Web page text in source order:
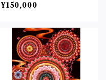
¥150,000